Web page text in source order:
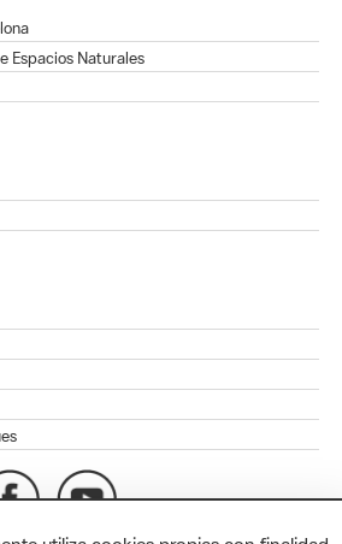
Espacios Naturales